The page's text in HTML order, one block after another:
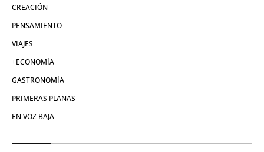
CREACIÓN
PENSAMIENTO
VIAJES
+ECONOMÍA
GASTRONOMÍA
PRIMERAS PLANAS
EN VOZ BAJA